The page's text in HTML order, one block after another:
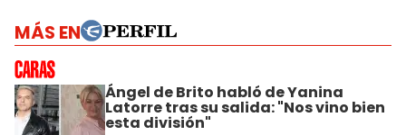
MÁS EN
Ángel de Brito habló de Yanina
Latorre tras su salida: "Nos vino bien
esta división"